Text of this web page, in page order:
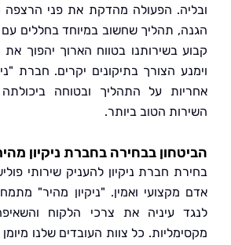
הפעולה מהדקת את פני הרצפה
תהליך שחשוב במיוחד בחללים עם תנועה
בשירותנו בטווח הארוך יהפוך את המקום
הצורך בתיקונים יקרים. חברת "ניקיון
על התהליך ובטוחה ביכולתה
הטוב ביותר.
בבחירה בחברת ניקיון מהיר
חברת ניקיון להעניק שירותי פוליש
ואמין. "ניקיון מהיר" מתמחה
עיניה את צרכי הלקוח והשאיפה
כל צוות העובדים שלנו מיומן ובעל